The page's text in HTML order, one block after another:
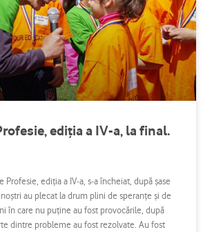
ediţia a IV-a, la final.
Profesie, ediţia a IV-a, s-a încheiat, după şase
au plecat la drum plini de speranţe şi de
în care nu puţine au fost provocările, după
dintre probleme au fost rezolvate. Au fost